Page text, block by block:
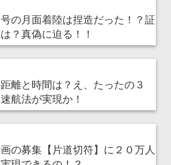
の月面着陸は捏造だった！？証
？真偽に迫る！！
離と時間は？え、たったの３
航法が実現か！
の募集【片道切符】に２０万人